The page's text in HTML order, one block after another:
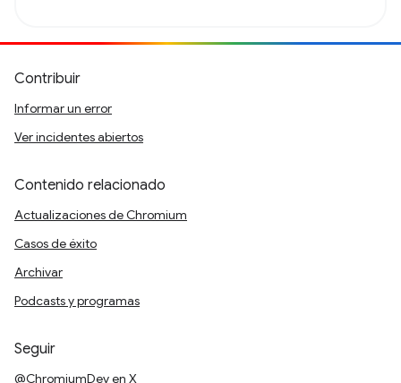
Contribuir
Informar un error
Ver incidentes abiertos
Contenido relacionado
Actualizaciones de Chromium
Casos de éxito
Archivar
Podcasts y programas
Seguir
@ChromiumDev en X